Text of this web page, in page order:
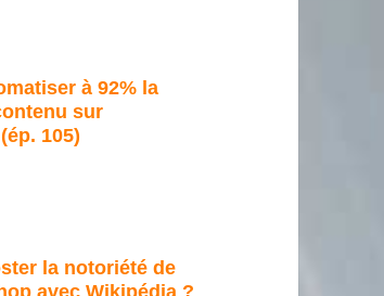
à 92% la
sur
105)
la notoriété de